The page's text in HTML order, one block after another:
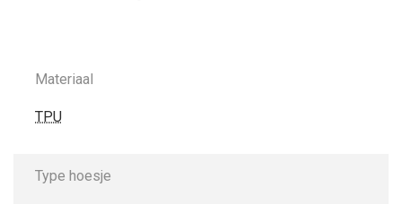
Materiaal
TPU
Type hoesje